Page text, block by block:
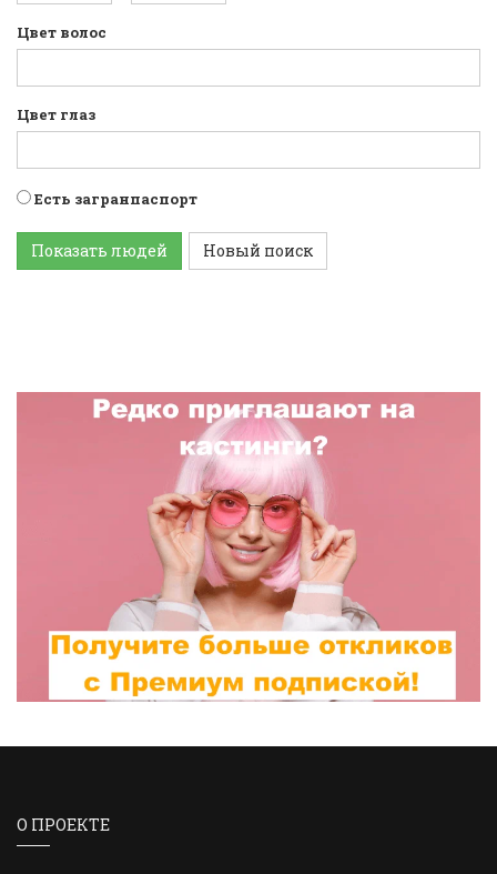
Цвет волос
Цвет глаз
Есть загранпаспорт
Показать людей Новый поиск
О ПРОЕКТЕ